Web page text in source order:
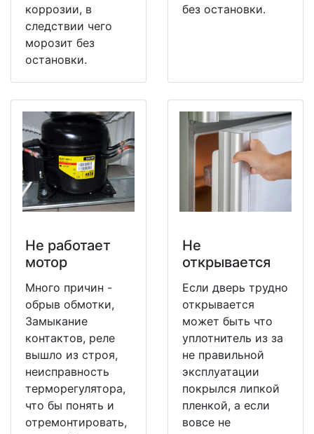
коррозии, в
следствии чего
морозит без
остановки.
без остановки.
Не работает
мотор
Много причин -
обрыв обмотки,
Замыкание
контактов, реле
вышло из строя,
неисправность
терморегулятора,
что бы понять и
отремонтировать,
Не
открывается
Если дверь трудно
открывается
может быть что
уплотнитель из за
не правильной
эксплуатации
покрылся липкой
пленкой, а если
вовсе не